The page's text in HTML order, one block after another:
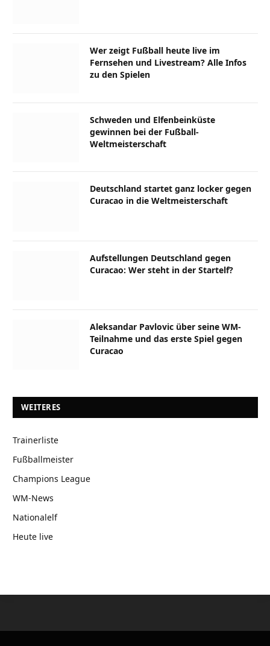
Wer zeigt Fußball heute live im
Fernsehen und Livestream? Alle Infos
zu den Spielen
Schweden und Elfenbeinküste
gewinnen bei der Fußball-
Weltmeisterschaft
Deutschland startet ganz locker gegen
Curacao in die Weltmeisterschaft
Aufstellungen Deutschland gegen
Curacao: Wer steht in der Startelf?
Aleksandar Pavlovic über seine WM-
Teilnahme und das erste Spiel gegen
Curacao
WEITERES
Trainerliste
Fußballmeister
Champions League
WM-News
Nationalelf
Heute live